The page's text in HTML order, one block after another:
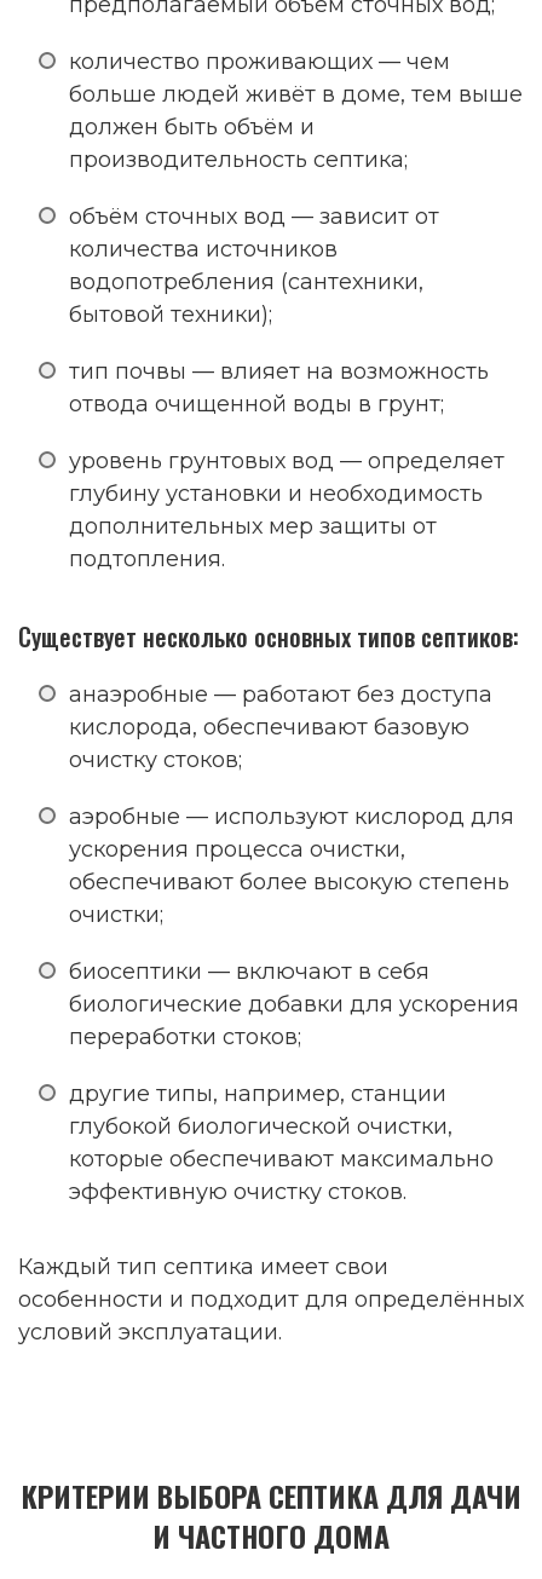
количество проживающих — чем
больше людей живёт в доме, тем выше
должен быть объём и
производительность септика;
объём сточных вод — зависит от
количества источников
водопотребления (сантехники,
бытовой техники);
тип почвы — влияет на возможность
отвода очищенной воды в грунт;
уровень грунтовых вод — определяет
глубину установки и необходимость
дополнительных мер защиты от
подтопления.
Существует несколько основных типов септиков:
анаэробные — работают без доступа
кислорода, обеспечивают базовую
очистку стоков;
аэробные — используют кислород для
ускорения процесса очистки,
обеспечивают более высокую степень
очистки;
биосептики — включают в себя
биологические добавки для ускорения
переработки стоков;
другие типы, например, станции
глубокой биологической очистки,
которые обеспечивают максимально
эффективную очистку стоков.
Каждый тип септика имеет свои
особенности и подходит для определённых
условий эксплуатации.
КРИТЕРИИ ВЫБОРА СЕПТИКА ДЛЯ ДАЧИ
И ЧАСТНОГО ДОМА